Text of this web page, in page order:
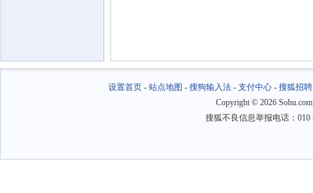
设置首页- 站点地图 - 搜狗输入法- 支付中心- 搜狐招聘
Copyright © 2026
搜狐不良信息举报电话：010